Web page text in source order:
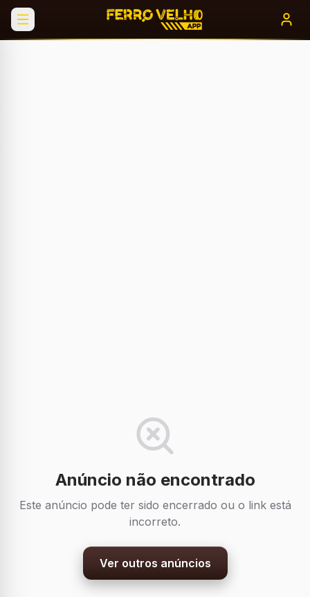
Anúncio não encontrado
Este anúncio pode ter sido encerrado ou o link está
incorreto.
Ver outros anúncios